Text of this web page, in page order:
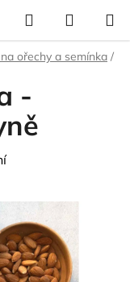
Hledat
KOŠÍK
ořechy a semínka /
-